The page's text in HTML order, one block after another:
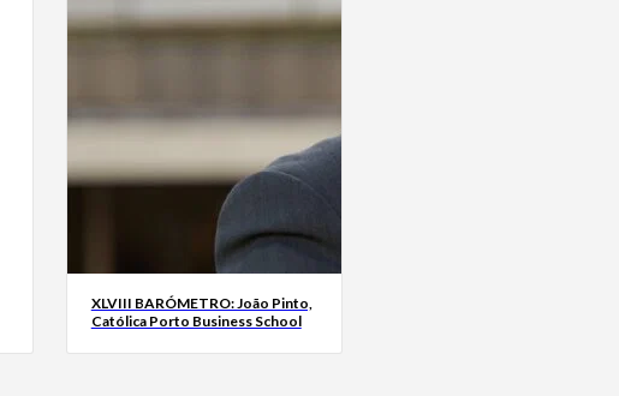
XLVIII BARÓMETRO: João Pinto,
Católica Porto Business School